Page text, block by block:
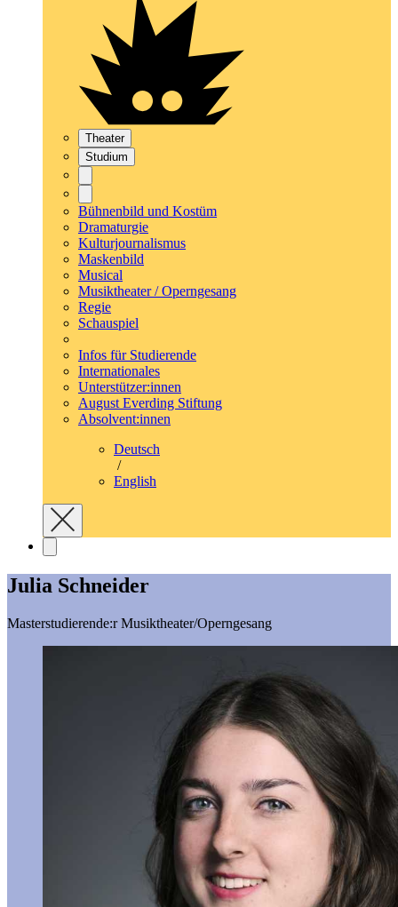
Theater
Studium
Bühnenbild und Kostüm
Dramaturgie
Kulturjournalismus
Maskenbild
Musical
Musiktheater / Operngesang
Regie
Schauspiel
Infos für Studierende
Internationales
Unterstützer:innen
August Everding Stiftung
Absolvent:innen
Deutsch
/
English
Julia Schneider
Masterstudierende:r Musiktheater/Operngesang